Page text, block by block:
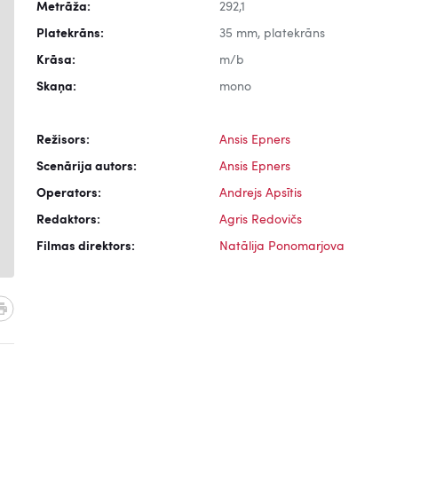
Metrāža: 292,1
Platekrāns: 35 mm, platekrāns
Krāsa: m/b
Skaņa: mono
Režisors: Ansis Epners
Scenārija autors: Ansis Epners
Operators: Andrejs Apsītis
Redaktors: Agris Redovičs
Filmas direktors: Natālija Ponomarjova